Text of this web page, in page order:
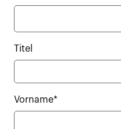
Titel
Vorname*